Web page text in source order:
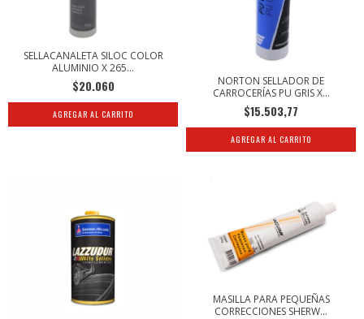
SELLACANALETA SILOC COLOR
ALUMINIO X 265...
$20.060
NORTON SELLADOR DE
CARROCERÍAS PU GRIS X...
$15.503,77
MASILLA PARA PEQUEÑAS
CORRECCIONES SHERW...